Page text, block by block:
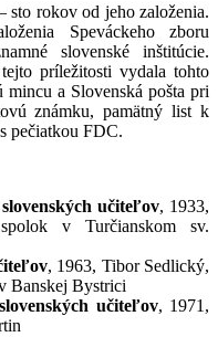
rokov od jeho založenia.
Speváckeho zboru
slovenské inštitúcie.
príležitosti vydala tohto
a Slovenská pošta pri
známku, pamätný list k
pečiatkou FDC.
učiteľov, 1933,
v Turčianskom sv.
, 1963, Tibor Sedlický,
Banskej Bystrici
učiteľov, 1971,